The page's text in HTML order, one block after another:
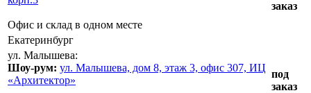
Офис и склад в одном месте
заказ
Екатеринбург
ул. Малышева:
Шоу-рум: ул. Малышева, дом 8, этаж 3, офис 307, ИЦ
«Архитектор»
под
заказ